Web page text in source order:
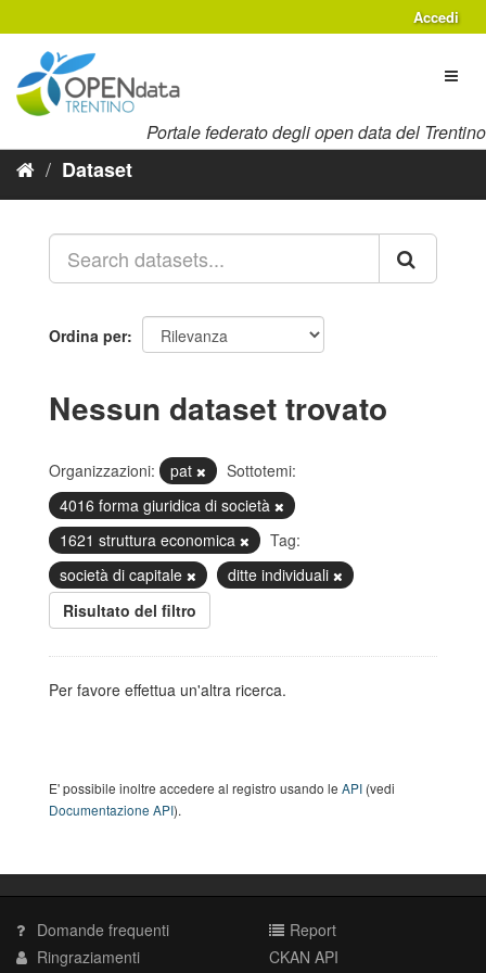
al
contenuto
Accedi
Portale federato degli open data del Trentino
Dataset
Ordina per
Nessun dataset trovato
Organizzazioni: pat
Sottotemi:
4016 forma giuridica di società
1621 struttura economica
Tag:
società di capitale
ditte individuali
Risultato del filtro
Per favore effettua un'altra ricerca.
E' possibile inoltre accedere al registro usando le API (vedi
Documentazione API).
Domande frequenti
Ringraziamenti
Report
CKAN API